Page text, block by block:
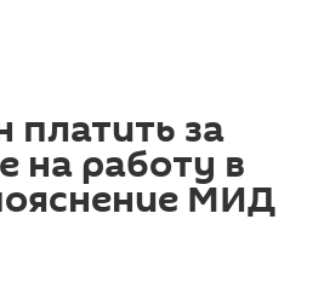
платить за
на работу в
МИД